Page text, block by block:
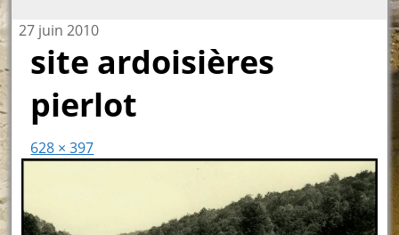
27 juin 2010
site ardoisières
pierlot
628 × 397